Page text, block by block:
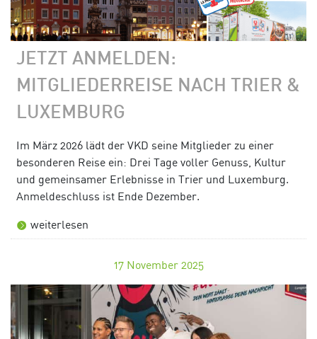
JETZT ANMELDEN:
MITGLIEDERREISE NACH TRIER &
LUXEMBURG
Im März 2026 lädt der VKD seine Mitglieder zu einer
besonderen Reise ein: Drei Tage voller Genuss, Kultur
und gemeinsamer Erlebnisse in Trier und Luxemburg.
Anmeldeschluss ist Ende Dezember.
weiterlesen
17 November 2025